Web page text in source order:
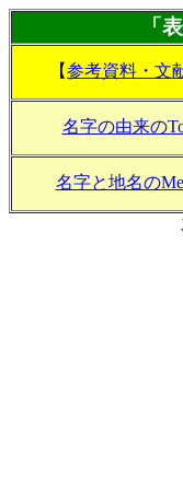
「
【参考資料・文
名字の由来の
名字と地名の